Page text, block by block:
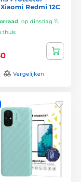
Redmi 12C
, op dinsdag 11.
thuis
Vergelijken